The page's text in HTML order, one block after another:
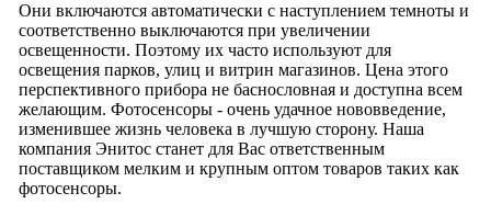
Они включаются автоматически с наступлением темноты и
соответственно выключаются при увеличении
освещенности. Поэтому их часто используют для
освещения парков, улиц и витрин магазинов. Цена этого
перспективного прибора не баснословная и доступна всем
желающим. Фотосенсоры - очень удачное нововведение,
изменившее жизнь человека в лучшую сторону. Наша
компания Энитос станет для Вас ответственным
поставщиком мелким и крупным оптом товаров таких как
фотосенсоры.